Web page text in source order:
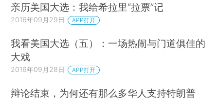
亲历美国大选：我给希拉里“拉票”记
2016年09月29日 APP打开
我看美国大选（五）：一场热闹与门道俱佳的
大戏
2016年09月28日 APP打开
辩论结束，为何还有那么多华人支持特朗普